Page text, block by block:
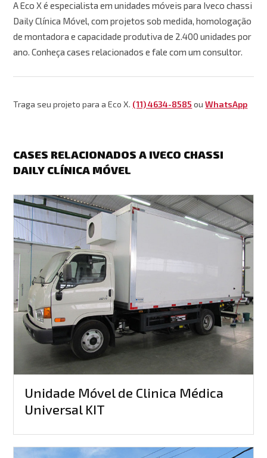
A Eco X é especialista em unidades móveis para Iveco chassi
Daily Clínica Móvel, com projetos sob medida, homologação
de montadora e capacidade produtiva de 2.400 unidades por
ano. Conheça cases relacionados e fale com um consultor.
Traga seu projeto para a Eco X. (11) 4634-8585 ouWhatsApp
CASES RELACIONADOS A IVECO CHASSI
DAILY CLÍNICA MÓVEL
Unidade Móvel de Clinica Médica
Universal KIT